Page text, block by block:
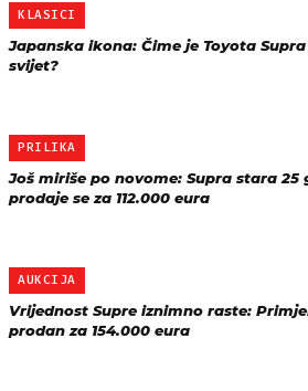
KLASICI
Japanska ikona: Čime je Toyota
svijet?
PRILIKA
Još miriše po novome: Supra stara 25
prodaje se za 112.000 eura
AUKCIJA
Vrijednost Supre iznimno raste:
prodan za 154.000 eura